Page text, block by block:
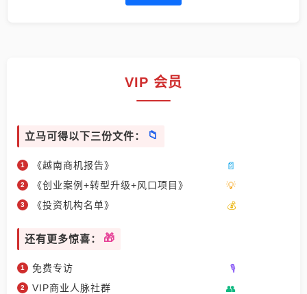
VIP 会员
立马可得以下三份文件：
《越南商机报告》
《创业案例+转型升级+风口项目》
《投资机构名单》
还有更多惊喜：
免费专访
VIP商业人脉社群